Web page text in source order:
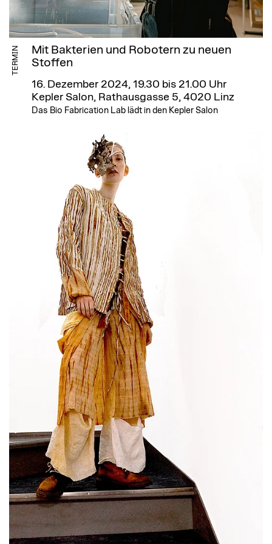
TERMIN
Mit Bakterien und Robotern zu neuen
Stoffen
16. Dezember 2024, 19.30 bis 21.00 Uhr
Kepler Salon, Rathausgasse 5, 4020 Linz
Das Bio Fabrication Lab lädt in den Kepler Salon